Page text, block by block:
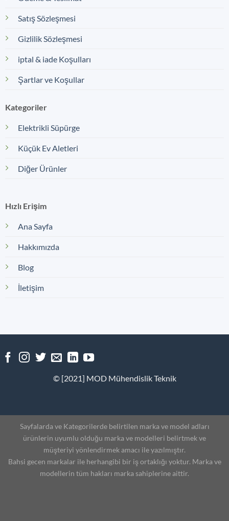
Satış Sözleşmesi
Gizlilik Sözleşmesi
iptal & iade Koşulları
Şartlar ve Koşullar
Kategoriler
Elektrikli Süpürge
Küçük Ev Aletleri
Diğer Ürünler
Hızlı Erişim
Ana Sayfa
Hakkımızda
Blog
İletişim
© [2021] MOD Mühendislik Teknik
Sayfalarda ve Kategorilerde belirtilen marka ve model adları
ürünlerin uyumlu olduğu marka ve modelleri belirtmek ve
müşteriyi yönlendirmek amacı ile yazılmıştır.
Bahsi gecen markalar ile herhangibi bir iş ortaklığı yoktur. Marka ve
modellerin tüm hakları marka sahiplerine aittir.